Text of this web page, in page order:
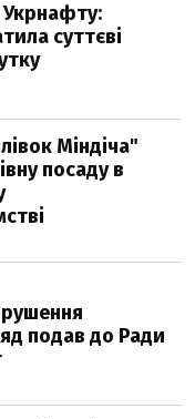
суттєві
Міндіча"
посаду в
подав до Ради